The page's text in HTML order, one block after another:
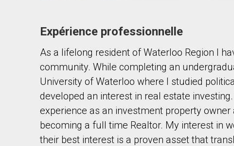
Contacter ce courtier
Prénom
Nom
Courriel
Téléphone
(Optionnel)
Message
Expérience professionnelle
As a lifelong resident of Waterloo Region I
community. While completing an
University of Waterloo where I studied
developed an interest in real estate
experience as an investment property
becoming a full time Realtor. My interest in
their best interest is a proven asset that